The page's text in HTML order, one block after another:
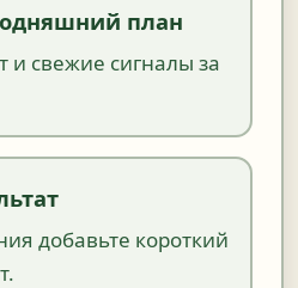
план
и свежие сигналы за
добавьте короткий